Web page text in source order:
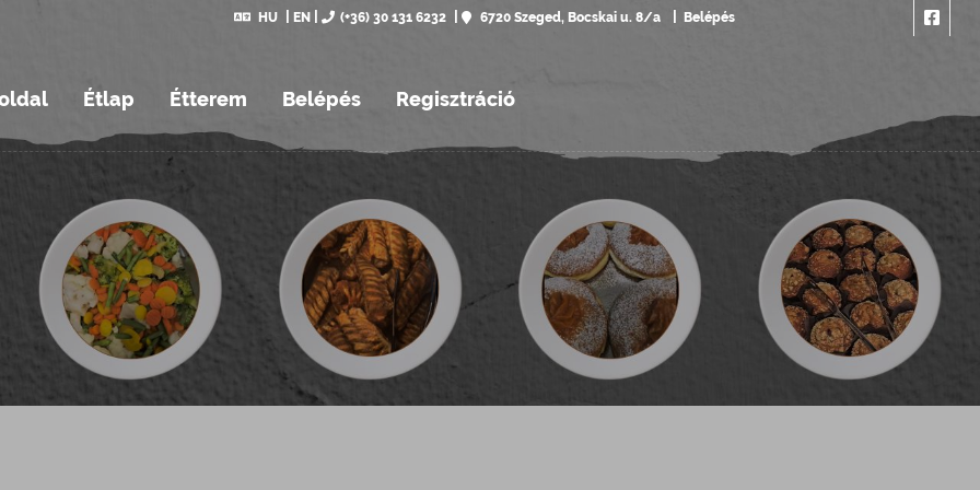
HU EN (+36) 30 131 6232 6720 Szeged, Bocskai u. 8/a Belépés
Étlap Étterem Belépés Regisztráció